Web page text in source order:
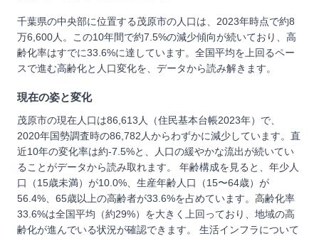
千葉県の中央部に位置する茂原市の人口は、2023年時点で約8
万6,600人。この10年間で約7.5%の減少傾向が続いており、高
齢化率はすでに33.6%に達しています。全国平均を上回るペー
スで進む高齢化と人口変化を、データから読み解きます。
現在の姿と変化
茂原市の現在人口は86,613人（住民基本台帳2023年）で、
2020年国勢調査時の86,782人からわずかに減少しています。直
近10年の変化率は約-7.5%と、人口の緩やかな流出が続いてい
ることがデータから読み取れます。 年齢構成を見ると、年少人
口（15歳未満）が10.0%、生産年齢人口（15〜64歳）が
56.4%、65歳以上の高齢者が33.6%を占めています。高齢化率
33.6%は全国平均（約29%）を大きく上回っており、地域の高
齢化が進んでいる状況が確認できます。 生活インフラについて